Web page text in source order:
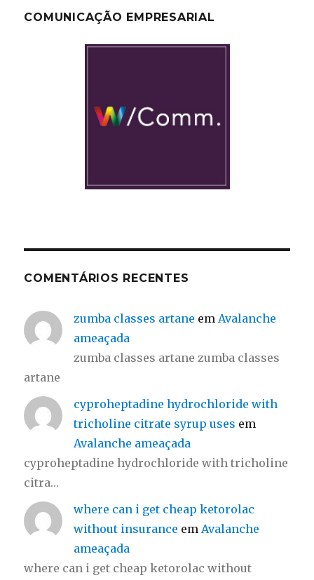
COMUNICAÇÃO EMPRESARIAL
COMENTÁRIOS RECENTES
zumba classes artane em Avalanche
ameaçada
zumba classes artane zumba classes
artane
cyproheptadine hydrochloride with
tricholine citrate syrup uses em
Avalanche ameaçada
cyproheptadine hydrochloride with tricholine
citra…
where can i get cheap ketorolac
without insurance em Avalanche
ameaçada
where can i get cheap ketorolac without